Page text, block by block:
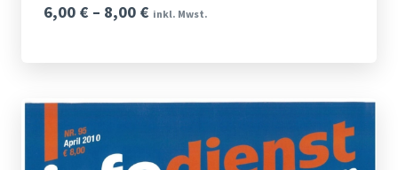
6,00 € – 8,00 €Preisspanne:
inkl. Mwst.